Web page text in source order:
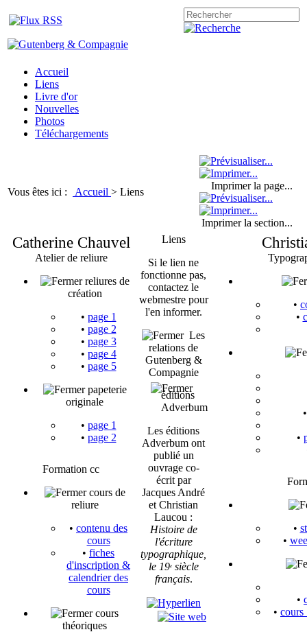
Accueil
Liens
Livre d'or
Nouvelles
Photos
Téléchargements
Vous êtes ici : Accueil > Liens
Imprimer la page...
Imprimer la section...
Catherine Chauvel
Atelier de reliure
reliures de
création
• page 1
• page 2
• page 3
• page 4
• page 5
papeterie
originale
• page 1
• page 2
Formation cc
cours de
reliure
• contenu des
cours
• fiches
d'inscription &
calendrier des
cours
cours
théoriques
Liens
Si le lien ne
fonctionne pas,
contactez le
webmestre pour
l'en informer.
Les
relations de
Gutenberg &
Compagnie
éditions
Adverbum
Les éditions
Adverbum ont
publié un
ouvrage co-
écrit par
Jacques André
et Christian
Laucou :
Histoire de
l'écriture
typographique,
le 19esiècle
français.
•
•
•
•
•
•
• cours